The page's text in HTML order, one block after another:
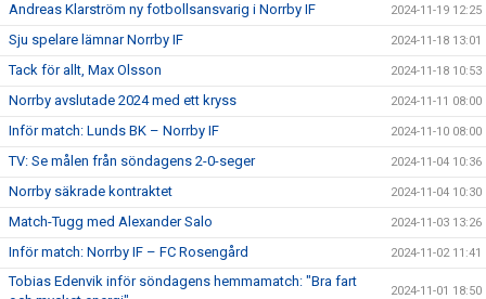
Andreas Klarström ny fotbollsansvarig i Norrby IF 2024-11-19 12:25
Sju spelare lämnar Norrby IF 2024-11-18 13:01
Tack för allt, Max Olsson 2024-11-18 10:53
Norrby avslutade 2024 med ett kryss 2024-11-11 08:00
Inför match: Lunds BK – Norrby IF 2024-11-10 08:00
TV: Se målen från söndagens 2-0-seger 2024-11-04 10:36
Norrby säkrade kontraktet 2024-11-04 10:30
Match-Tugg med Alexander Salo 2024-11-03 13:26
Inför match: Norrby IF – FC Rosengård 2024-11-02 11:41
Tobias Edenvik inför söndagens hemmamatch: "Bra fart
2024-11-01 18:50